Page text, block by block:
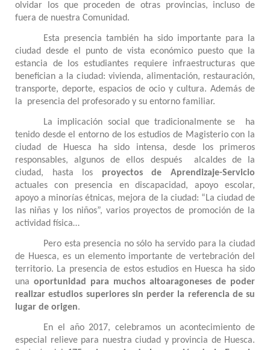
olvidar los que proceden de otras provincias, incluso de
fuera de nuestra Comunidad.
Esta presencia también ha sido importante para la
ciudad desde el punto de vista económico puesto que la
estancia de los estudiantes requiere infraestructuras que
benefician a la ciudad: vivienda, alimentación, restauración,
transporte, deporte, espacios de ocio y cultura. Además de
la presencia del profesorado y su entorno familiar.
La implicación social que tradicionalmente se ha
tenido desde el entorno de los estudios de Magisterio con la
ciudad de Huesca ha sido intensa, desde los primeros
responsables, algunos de ellos después alcaldes de la
ciudad, hasta los proyectos de Aprendizaje-Servicio
actuales con presencia en discapacidad, apoyo escolar,
apoyo a minorías étnicas, mejora de la ciudad: “La ciudad de
las niñas y los niños”, varios proyectos de promoción de la
actividad física…
Pero esta presencia no sólo ha servido para la ciudad
de Huesca, es un elemento importante de vertebración del
territorio. La presencia de estos estudios en Huesca ha sido
una oportunidad para muchos altoaragoneses de poder
realizar estudios superiores sin perder la referencia de su
lugar de origen.
En el año 2017, celebramos un acontecimiento de
especial relieve para nuestra ciudad y provincia de Huesca.